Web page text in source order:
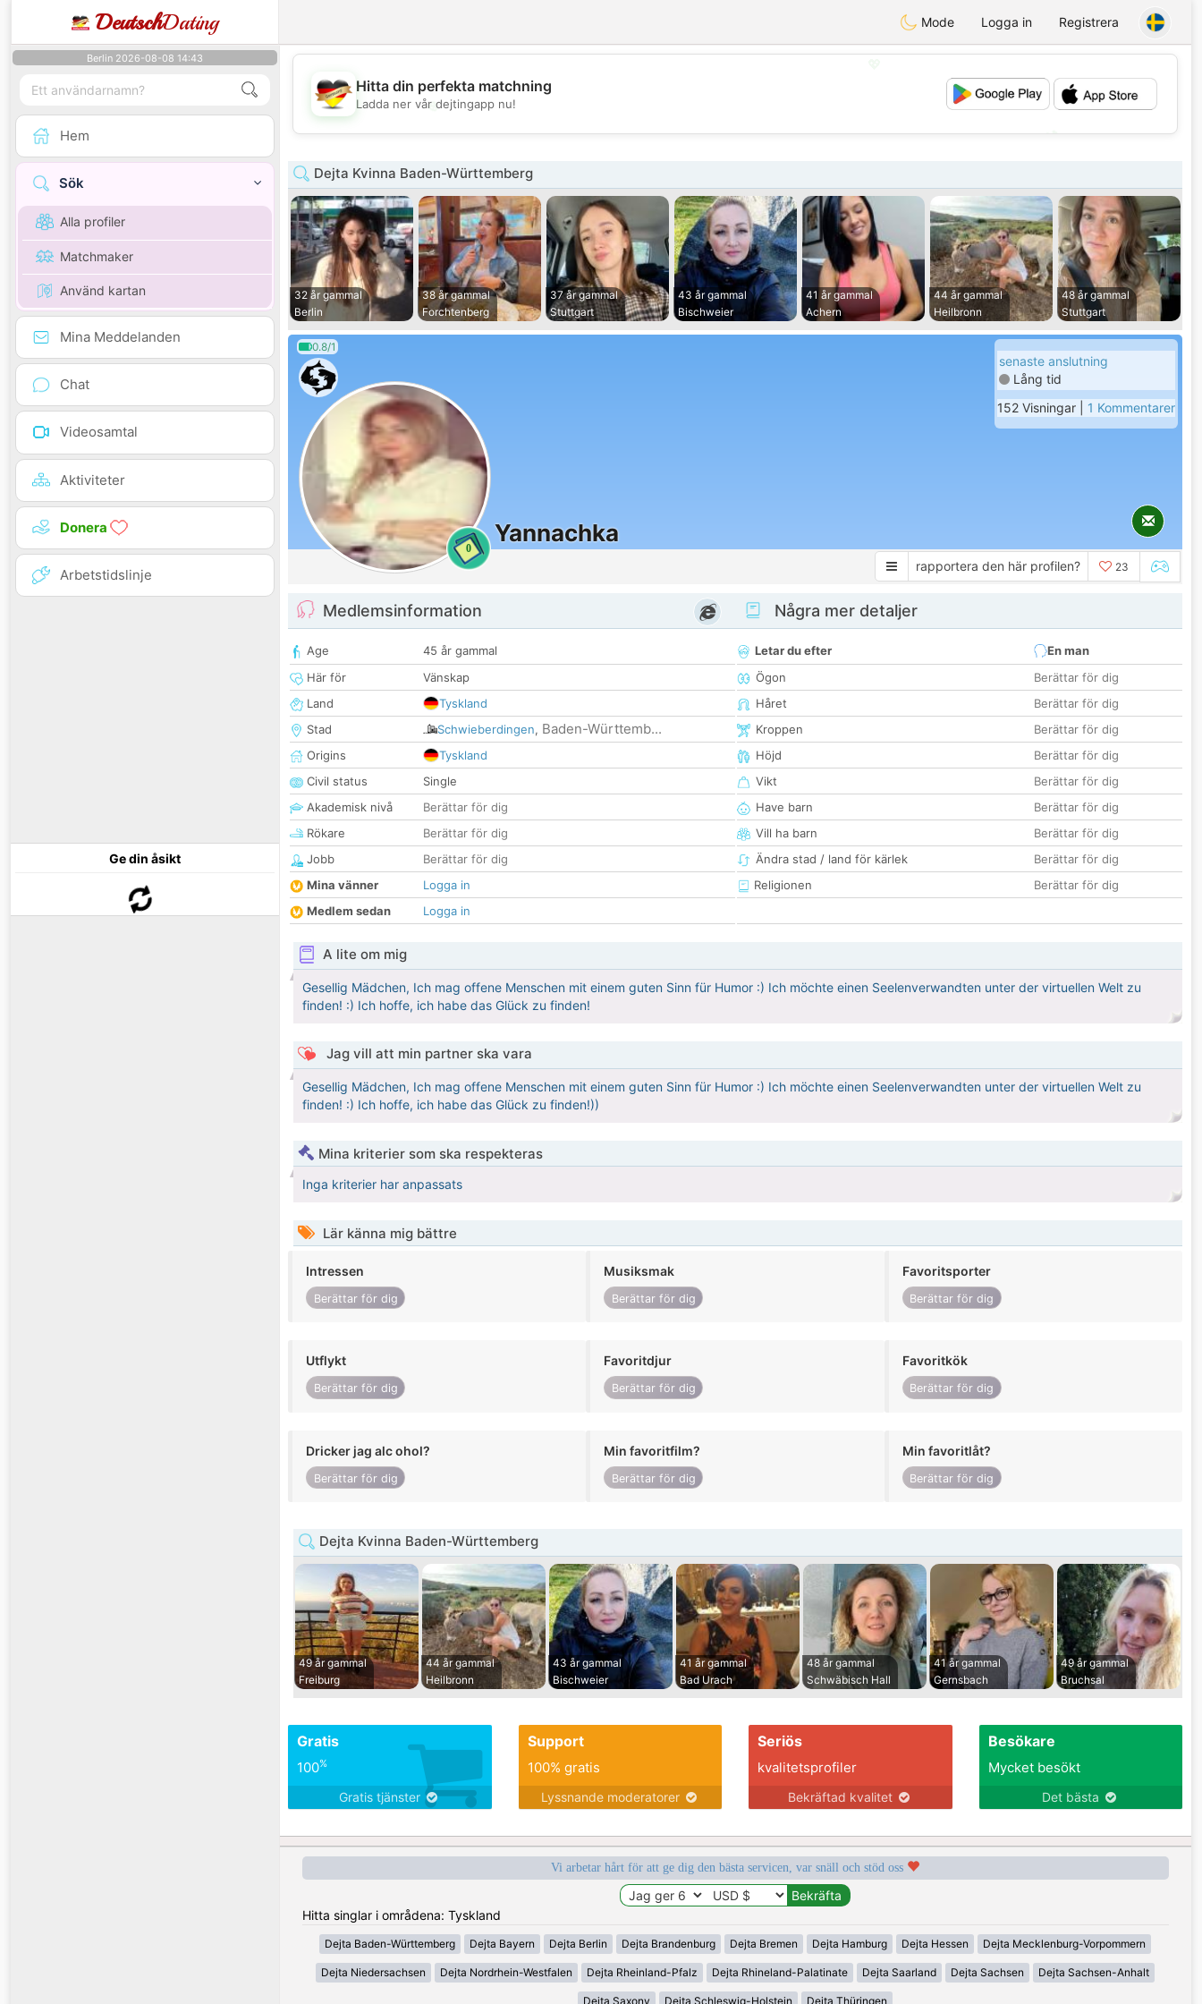
DeutschDating Mode Logga in Registrera
Berlin 2026-08-08 14:43
Hem
Sök
Alla profiler
Matchmaker
Använd kartan
Mina Meddelanden
Chat
Videosamtal
Aktiviteter
Donera
Arbetstidslinje
Ge din åsikt
💖
💕
Hitta din perfekta matchning
Ladda ner vår dejtingapp nu!
Dejta Kvinna Baden-Württemberg
32 år gammal
Berlin
38 år gammal
Forchtenberg
37 år gammal
Stuttgart
43 år gammal
Bischweier
41 år gammal
Achern
44 år gammal
Heilbronn
48 år gammal
Stuttgart
0.8/1
0
Yannachka
senaste anslutning
Lång tid
152 Visningar | 1 Kommentarer
rapportera den här profilen? 23
Medlemsinformation
Age
45 år gammal
Här för
Vänskap
Land
Tyskland
Stad
Schwieberdingen, Baden-Württemb...
Origins
Tyskland
Civil status
Single
Akademisk nivå
Berättar för dig
Rökare
Berättar för dig
Jobb
Berättar för dig
Mina vänner
Logga in
Medlem sedan
Logga in
Några mer detaljer
Letar du efter
En man
Ögon
Berättar för dig
Håret
Berättar för dig
Kroppen
Berättar för dig
Höjd
Berättar för dig
Vikt
Berättar för dig
Have barn
Berättar för dig
Vill ha barn
Berättar för dig
Ändra stad / land för kärlek
Berättar för dig
Religionen
Berättar för dig
A lite om mig
Gesellig Mädchen, Ich mag offene Menschen mit einem guten Sinn für Humor :) Ich möchte einen Seelenverwandten unter der virtuellen Welt zu
finden! :) Ich hoffe, ich habe das Glück zu finden!
Jag vill att min partner ska vara
Gesellig Mädchen, Ich mag offene Menschen mit einem guten Sinn für Humor :) Ich möchte einen Seelenverwandten unter der virtuellen Welt zu
finden! :) Ich hoffe, ich habe das Glück zu finden!))
Mina kriterier som ska respekteras
Inga kriterier har anpassats
Lär känna mig bättre
Intressen
Berättar för dig
Musiksmak
Berättar för dig
Favoritsporter
Berättar för dig
Utflykt
Berättar för dig
Favoritdjur
Berättar för dig
Favoritkök
Berättar för dig
Dricker jag alc ohol?
Berättar för dig
Min favoritfilm?
Berättar för dig
Min favoritlåt?
Berättar för dig
Dejta Kvinna Baden-Württemberg
49 år gammal
Freiburg
44 år gammal
Heilbronn
43 år gammal
Bischweier
41 år gammal
Bad Urach
48 år gammal
Schwäbisch Hall
41 år gammal
Gernsbach
49 år gammal
Bruchsal
Gratis
100%
Gratis tjänster
Support
100% gratis
Lyssnande moderatorer
Seriös
kvalitetsprofiler
Bekräftad kvalitet
Besökare
Mycket besökt
Det bästa
Vi arbetar hårt för att ge dig den bästa servicen, var snäll och stöd oss
Hitta singlar i områdena: Tyskland
Dejta Baden-Württemberg Dejta Bayern Dejta Berlin Dejta Brandenburg Dejta Bremen Dejta Hamburg Dejta Hessen Dejta Mecklenburg-Vorpommern
Dejta Niedersachsen Dejta Nordrhein-Westfalen Dejta Rheinland-Pfalz Dejta Rhineland-Palatinate Dejta Saarland Dejta Sachsen Dejta Sachsen-Anhalt
Dejta Saxony Dejta Schleswig-Holstein Dejta Thüringen